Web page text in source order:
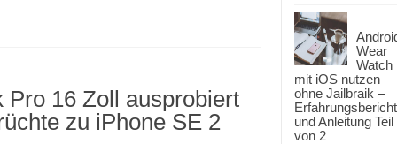
Pro 16 Zoll ausprobiert
zu iPhone SE 2
Wear
Watch
mit iOS nutzen
ohne Jailbraik –
Erfahrungsbericht
und Anleitung Teil
von 2